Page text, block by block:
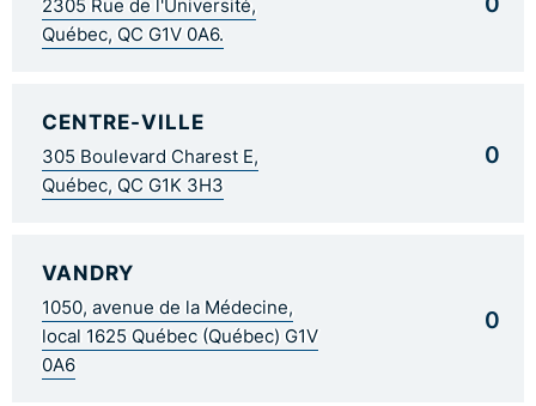
2305 Rue de l'Université,
Québec, QC G1V 0A6.
CENTRE-VILLE
305 Boulevard Charest E,
Québec, QC G1K 3H3
0
VANDRY
1050, avenue de la Médecine,
local 1625 Québec (Québec) G1V
0A6
0